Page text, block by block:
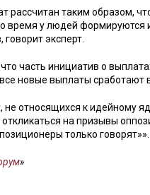
рассчитан таким образом,
время у людей формируются
эксперт.
часть инициатив о
новые выплаты сработают
не относящихся к идейному
откликаться на призывы
только говорят»».
»